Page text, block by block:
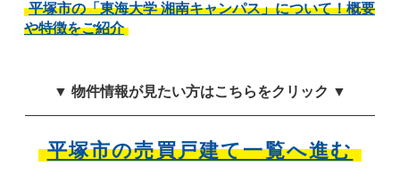
平塚市の「東海大学 湘南キャンパス」について！概要
や特徴をご紹介
▼ 物件情報が見たい方はこちらをクリック ▼
平塚市の売買戸建て一覧へ進む